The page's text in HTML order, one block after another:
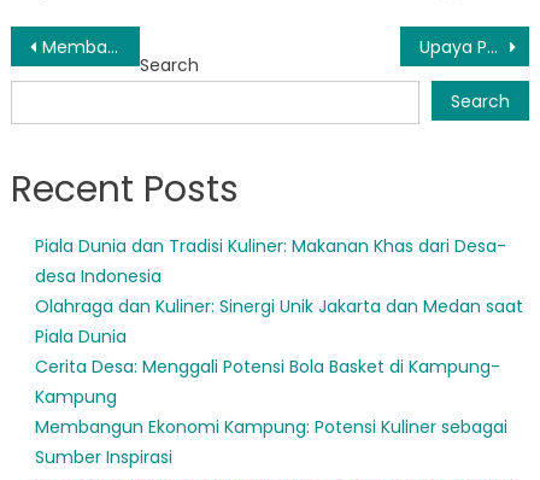
Post
navigation
Membangun Masa Depan yang Lebih Aman: Pekerjaan Berkelanjutan BPBD di Bunaken Kepulauan Upaya Penyelamatan Nyawa Posko BPBD Manado di Masa Darurat
Search
Search
Recent Posts
Piala Dunia dan Tradisi Kuliner: Makanan Khas dari Desa-
desa Indonesia
Olahraga dan Kuliner: Sinergi Unik Jakarta dan Medan saat
Piala Dunia
Cerita Desa: Menggali Potensi Bola Basket di Kampung-
Kampung
Membangun Ekonomi Kampung: Potensi Kuliner sebagai
Sumber Inspirasi